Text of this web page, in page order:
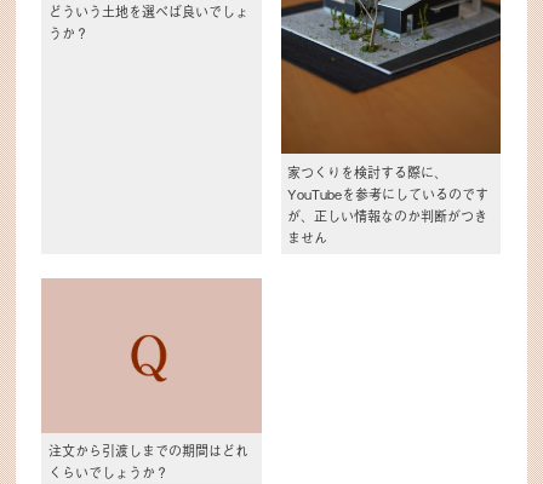
どういう土地を選べば良いでしょ
うか？
家つくりを検討する際に、
YouTubeを参考にしているのです
が、正しい情報なのか判断がつき
ません
注文から引渡しまでの期間はどれ
くらいでしょうか？